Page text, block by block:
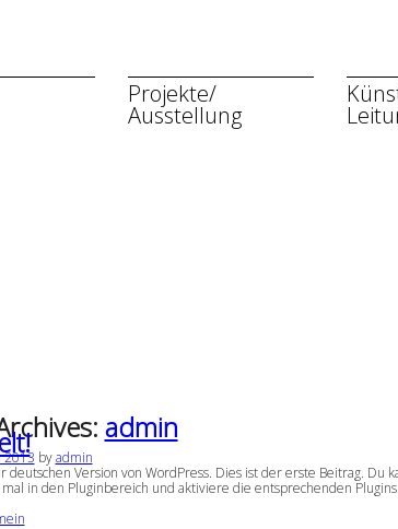
Projekte/
Ausstellung
admin
2013 byadmin
deutschen Version von WordPress. Dies ist der erste Beitrag.
mal in den Pluginbereich und aktiviere die entsprechenden